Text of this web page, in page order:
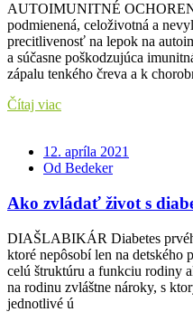
AUTOIMUNITNÉ
podmienená, celoživotná a
precitlivenosť na lepok na
a súčasne poškodzujúca
zápalu tenkého čreva a k
Čítaj viac
12. apríla 2021
Od Bedeker
Ako zvládať život s
DIAŠLABIKÁR Diabetes
ktoré nepôsobí len na detského
celú štruktúru a funkciu rodiny
na rodinu zvláštne nároky, s
jednotlivé ú